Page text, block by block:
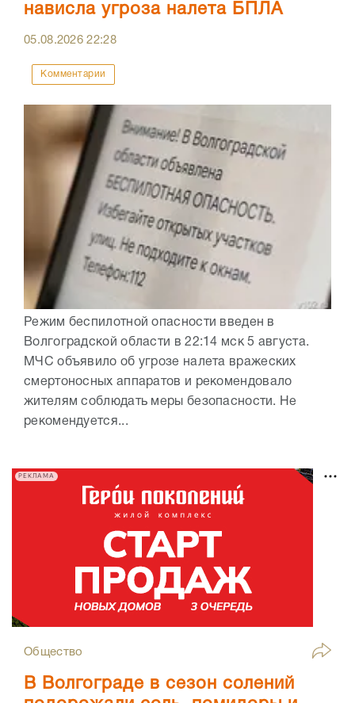
нависла угроза налета БПЛА
05.08.202622:28
Комментарии
Режим беспилотной опасности введен в
Волгоградской области в 22:14 мск 5 августа.
МЧС объявило об угрозе налета вражеских
смертоносных аппаратов и рекомендовало
жителям соблюдать меры безопасности. Не
рекомендуется...
РЕКЛАМА
Общество
В Волгограде в сезон солений